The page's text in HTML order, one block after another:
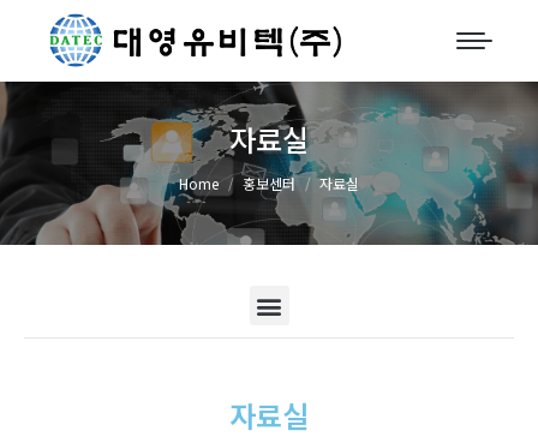
자료실
You are here:
Home 홍보센터 자료실
자료실